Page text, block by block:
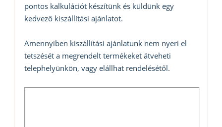
pontos kalkulációt készítünk és küldünk egy
kedvező kiszállítási ajánlatot.
Amennyiben kiszállítási ajánlatunk nem nyeri el
tetszését a megrendelt termékeket átveheti
telephelyünkön, vagy elállhat rendelésétől.